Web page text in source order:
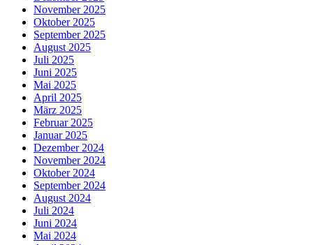
November 2025
Oktober 2025
September 2025
August 2025
Juli 2025
Juni 2025
Mai 2025
April 2025
März 2025
Februar 2025
Januar 2025
Dezember 2024
November 2024
Oktober 2024
September 2024
August 2024
Juli 2024
Juni 2024
Mai 2024